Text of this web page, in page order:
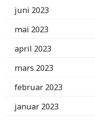
juni 2023
mai 2023
april 2023
mars 2023
februar 2023
januar 2023